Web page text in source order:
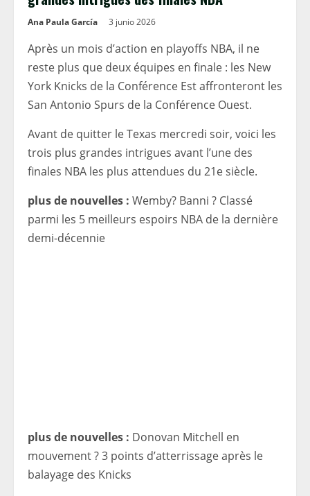
Ana Paula García 3 junio 2026
Après un mois d’action en playoffs NBA, il ne
reste plus que deux équipes en finale : les New
York Knicks de la Conférence Est affronteront les
San Antonio Spurs de la Conférence Ouest.
Avant de quitter le Texas mercredi soir, voici les
trois plus grandes intrigues avant l’une des
finales NBA les plus attendues du 21e siècle.
plus de nouvelles : Wemby? Banni ? Classé
parmi les 5 meilleurs espoirs NBA de la dernière
demi-décennie
plus de nouvelles : Donovan Mitchell en
mouvement ? 3 points d’atterrissage après le
balayage des Knicks